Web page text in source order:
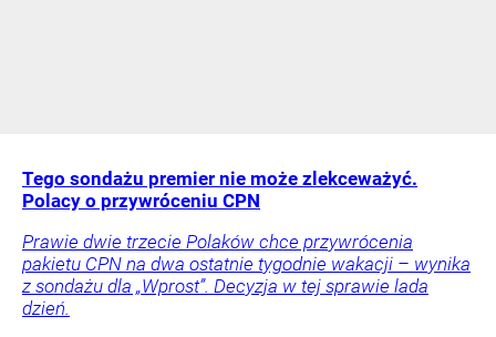
Tego sondażu premier nie może zlekceważyć.
Polacy o przywróceniu CPN
Prawie dwie trzecie Polaków chce przywrócenia
pakietu CPN na dwa ostatnie tygodnie wakacji – wynika
z sondażu dla „Wprost”. Decyzja w tej sprawie lada
dzień.